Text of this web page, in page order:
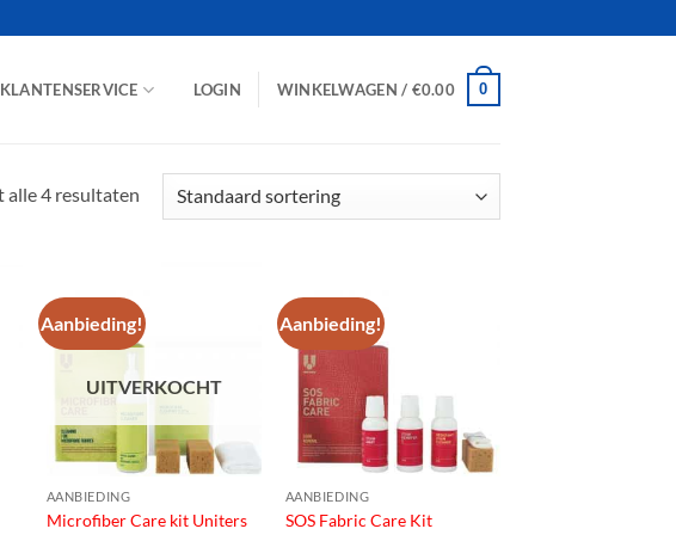
KLANTENSERVICE LOGIN WINKELWAGEN / €0.00 0
alle 4 resultaten
Aanbieding!
UITVERKOCHT
AANBIEDING
Microfiber Care kit Uniters
Aanbieding!
AANBIEDING
SOS Fabric Care Kit